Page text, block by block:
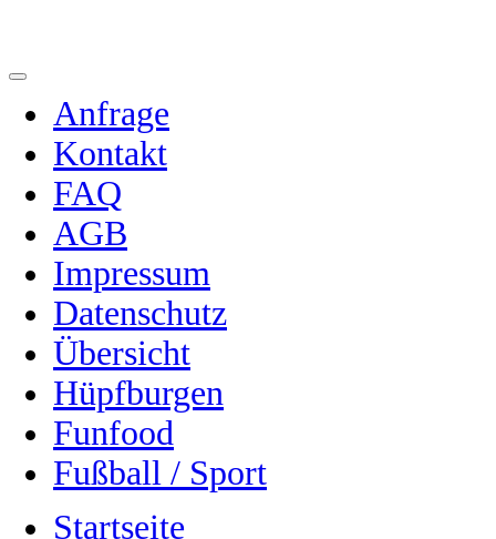
Anfrage
Kontakt
FAQ
AGB
Impressum
Datenschutz
Übersicht
Hüpfburgen
Funfood
Fußball / Sport
Startseite